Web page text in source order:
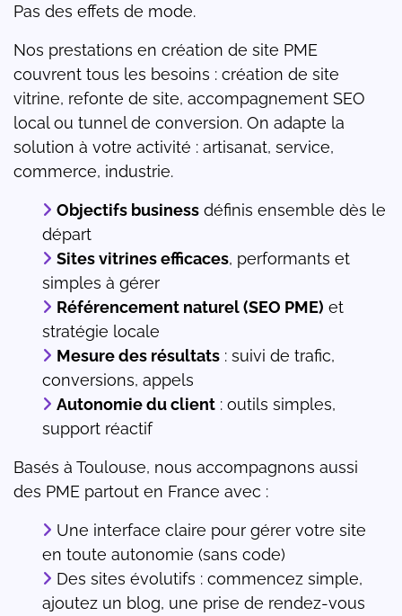
Pas des effets de mode.
Nos prestations en création de site PME
couvrent tous les besoins : création de site
vitrine, refonte de site, accompagnement SEO
local ou tunnel de conversion. On adapte la
solution à votre activité : artisanat, service,
commerce, industrie.
Objectifs business définis ensemble dès le
départ
Sites vitrines efficaces, performants et
simples à gérer
Référencement naturel (SEO PME) et
stratégie locale
Mesure des résultats : suivi de trafic,
conversions, appels
Autonomie du client : outils simples,
support réactif
Basés à Toulouse, nous accompagnons aussi
des PME partout en France avec :
Une interface claire pour gérer votre site
en toute autonomie (sans code)
Des sites évolutifs : commencez simple,
ajoutez un blog, une prise de rendez-vous